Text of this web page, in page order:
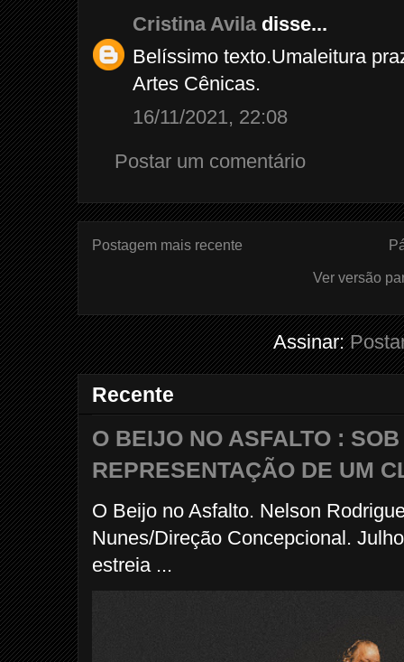
Cristina Aviladisse...
Belíssimo texto.Umaleitura
Artes Cênicas.
16/11/2021, 22:08
Postar um comentário
Postagem mais recente
Ver versão
Assinar:
Recente
O BEIJO NO ASFALTO :
REPRESENTAÇÃO DE UM
O Beijo no Asfalto. Nelson
Nunes/Direção Concepcional.
estreia ...